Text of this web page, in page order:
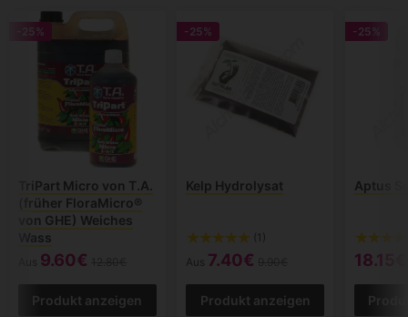
-25%
TriPart Micro von T.A.
(früher FloraMicro®
von GHE) Weiches
Wass
9.60€
Produkt anzeigen
-25%
Kelp Hydrolysat
(1)
Aus 7.40€
Produkt anzeigen
-25%
Aptus
18.15€